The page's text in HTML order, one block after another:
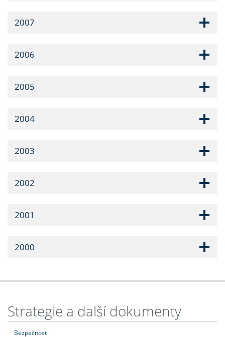
2007
2006
2005
2004
2003
2002
2001
2000
Strategie a další dokumenty
Bezpečnost